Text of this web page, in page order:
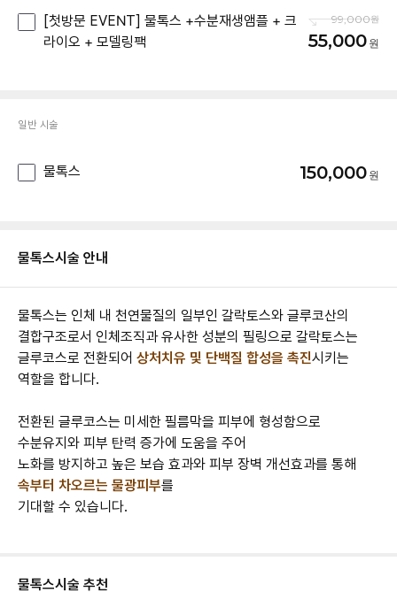
물톡스시술 안내
물톡스는 인체 내 천연물질의 일부인 갈락토스와 글루코산의
결합구조로서 인체조직과 유사한 성분의 필링으로 갈락토스는
글루코스로 전환되어 상처치유 및 단백질 합성을 촉진시키는
역할을 합니다.
전환된 글루코스는 미세한 필름막을 피부에 형성함으로
수분유지와 피부 탄력 증가에 도움을 주어
노화를 방지하고 높은 보습 효과와 피부 장벽 개선효과를 통해
속부터 차오르는 물광피부를
기대할 수 있습니다.
물톡스시술 추천
[첫방문 EVENT] 물톡스 +수분재생앰플 + 크
라이오 + 모델링팩
99,000
55,000
일반 시술
물톡스 150,000